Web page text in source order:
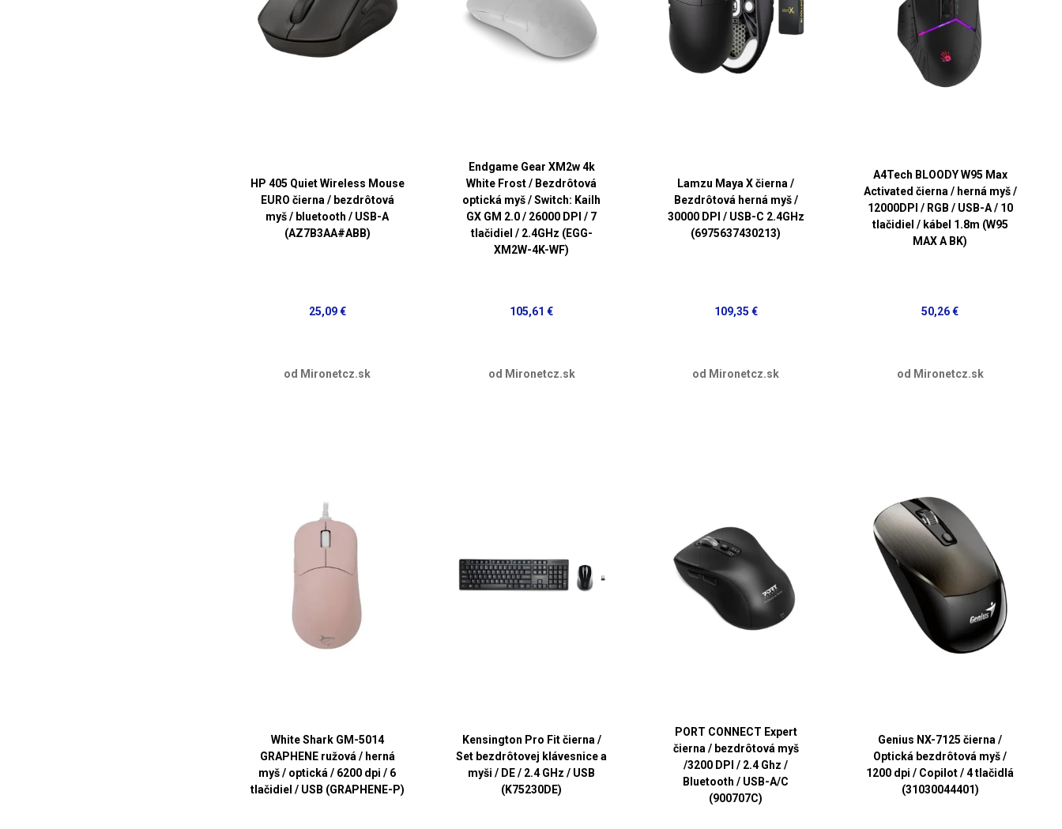
HP 405 Quiet Wireless Mouse
EURO čierna / bezdrôtová
myš / bluetooth / USB-A
(AZ7B3AA#ABB)
25,09 €
od Mironetcz.sk
Endgame Gear XM2w 4k
White Frost / Bezdrôtová
optická myš / Switch: Kailh
GX GM 2.0 / 26000 DPI / 7
tlačidiel / 2.4GHz (EGG-
XM2W-4K-WF)
105,61 €
od Mironetcz.sk
Lamzu Maya X čierna /
Bezdrôtová herná myš /
30000 DPI / USB-C 2.4GHz
(6975637430213)
109,35 €
od Mironetcz.sk
A4Tech BLOODY W95 Max
Activated čierna / herná myš /
12000DPI / RGB / USB-A / 10
tlačidiel / kábel 1.8m (W95
MAX A BK)
50,26 €
od Mironetcz.sk
White Shark GM-5014
GRAPHENE ružová / herná
myš / optická / 6200 dpi / 6
tlačidiel / USB (GRAPHENE-P)
Kensington Pro Fit čierna /
Set bezdrôtovej klávesnice a
myši / DE / 2.4 GHz / USB
(K75230DE)
PORT CONNECT Expert
čierna / bezdrôtová myš
/3200 DPI / 2.4 Ghz /
Bluetooth / USB-A/C
(900707C)
Genius NX-7125 čierna /
Optická bezdrôtová myš /
1200 dpi / Copilot / 4 tlačidlá
(31030044401)